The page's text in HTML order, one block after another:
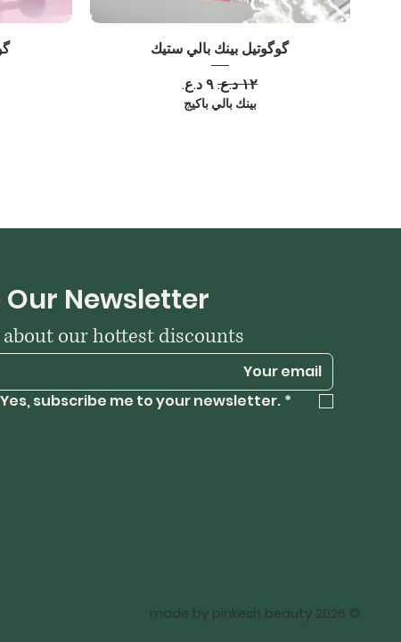
گوگوتيل بينك بالي ستيك
سعر عادي‏١٢ د.ع.‏ سعر البيع
بينك بالي باكيج
Our Newsletter
our hottest discounts
Yes, subscribe me to your newsletter. *
© 2026 made by pinkesh beauty